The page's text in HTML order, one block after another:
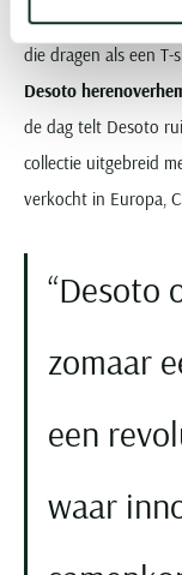
een jaar later de
die dragen als een
Desoto
de dag telt Desoto
collectie uitgebreid
verkocht in Europa,
Desoto
zomaar
een
waar